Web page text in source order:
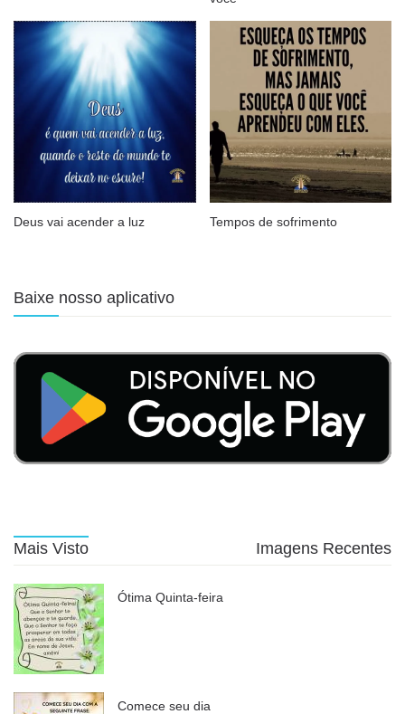
Deus vai acender a luz Tempos de sofrimento
Baixe nosso aplicativo
Mais Visto Imagens Recentes
Ótima Quinta-feira
Comece seu dia